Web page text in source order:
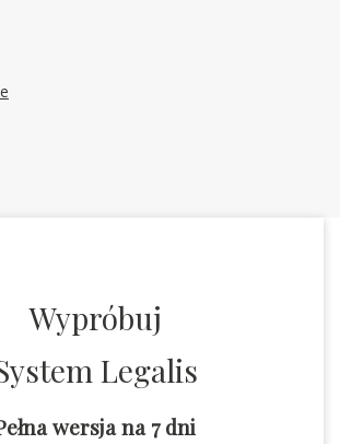
Wypróbuj
Legalis
wersja na 7 dni